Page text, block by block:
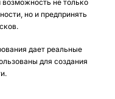
не только
но и предпринять
дает реальные
для создания